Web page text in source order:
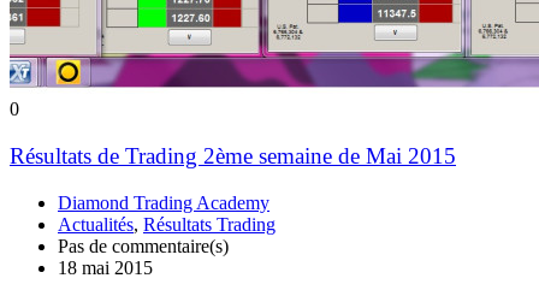
0
Résultats de Trading 2ème semaine de Mai 2015
Diamond Trading Academy
Actualités, Résultats Trading
Pas de commentaire(s)
18 mai 2015